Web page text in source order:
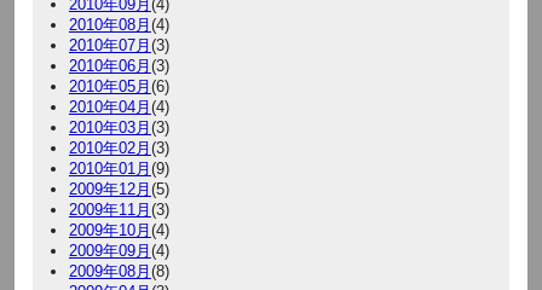
2010年09月(4)
2010年08月(4)
2010年07月(3)
2010年06月(3)
2010年05月(6)
2010年04月(4)
2010年03月(3)
2010年02月(3)
2010年01月(9)
2009年12月(5)
2009年11月(3)
2009年10月(4)
2009年09月(4)
2009年08月(8)